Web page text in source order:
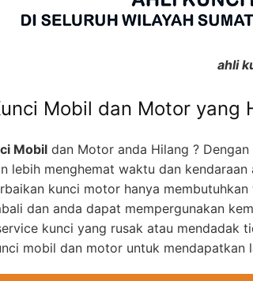
ahli
Mobil dan Motor yang
Mobil dan Motor anda Hilang ? Dengan
lebih menghemat waktu dan
kunci motor hanya
dan anda dapat mempergunakan
kunci yang rusak atau
mobil dan motor untuk mendapatkan